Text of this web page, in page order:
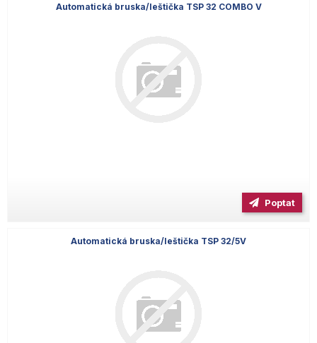
Automatická bruska/leštička TSP 32 COMBO V
Poptat
Automatická bruska/leštička TSP 32/5V